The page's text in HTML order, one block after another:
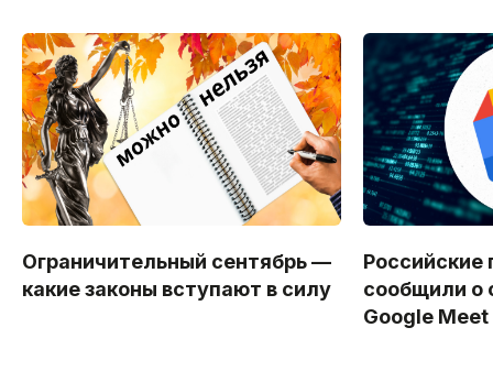
Ограничительный сентябрь —
какие законы вступают в силу
Российские
сообщили о
Google Meet